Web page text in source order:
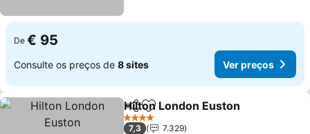
De € 95
Consulte os preços de 8 sites Ver preços
PartilharAdicionar aos favoritos
Hilton London Euston
4 Estrelas
7,3
7.329